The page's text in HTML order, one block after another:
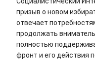
призыв о новом
отвечает
продолжать
полностью
фронт и его действия